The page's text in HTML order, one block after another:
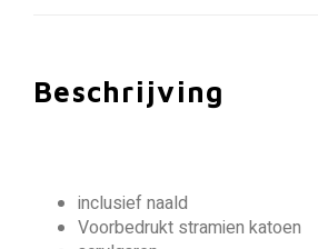
Beschrijving
inclusief naald
Voorbedrukt stramien katoen